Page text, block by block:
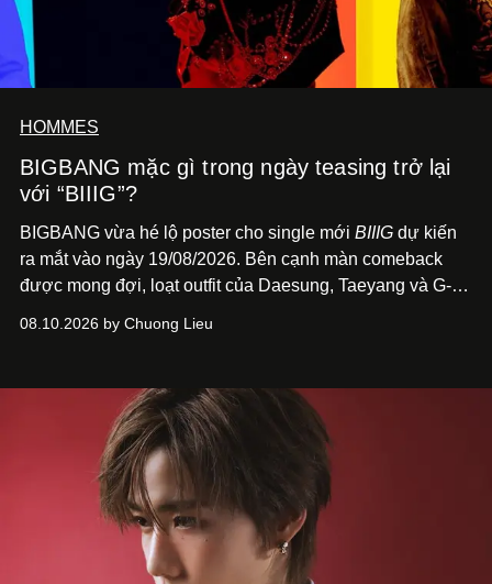
HOMMES
BIGBANG mặc gì trong ngày teasing trở lại
với “BIIIG”?
BIGBANG vừa hé lộ poster cho single mới BIIIG dự kiến
ra mắt vào ngày 19/08/2026. Bên cạnh màn comeback
được mong đợi, loạt outfit của Daesung, Taeyang và G-
đáng chú ý với giới mộ điệu.
08.10.2026 by Chuong Lieu